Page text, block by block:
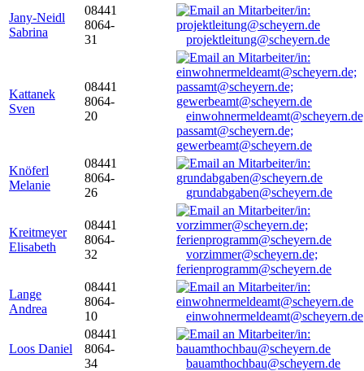
Jany-Neidl
Sabrina
08441
8064-
31
projektleitung@scheyern.de
Kattanek
Sven
08441
8064-
20
passamt@scheyern.de;
gewerbeamt@scheyern.de
Knöferl
Melanie
08441
8064-
26
grundabgaben@scheyern.de
Kreitmeyer
Elisabeth
08441
8064-
32
vorzimmer@scheyern.de;
ferienprogramm@scheyern.de
Lange
Andrea
08441
8064-
10
einwohnermeldeamt@scheyern.de
Loos Daniel
08441
8064-
34
bauamthochbau@scheyern.de